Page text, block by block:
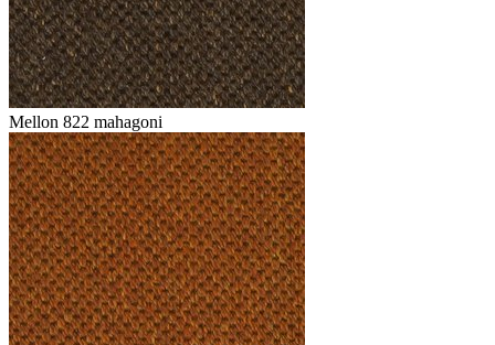
Mellon 822 mahagoni